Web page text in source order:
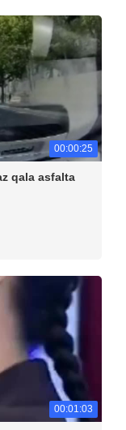
00:00:25
qala asfalta
00:01:03